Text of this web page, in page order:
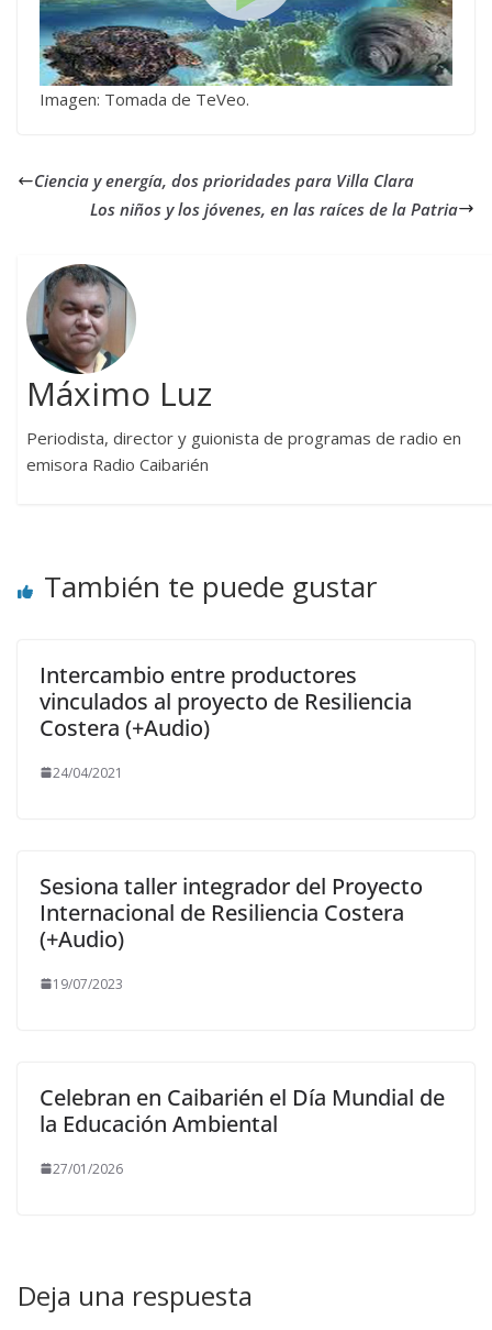
Imagen: Tomada de TeVeo.
Ciencia y energía, dos prioridades para Villa Clara
Los niños y los jóvenes, en las raíces de la Patria
Máximo Luz
Periodista, director y guionista de programas de radio en
emisora Radio Caibarién
También te puede gustar
Intercambio entre productores
vinculados al proyecto de Resiliencia
Costera (+Audio)
24/04/2021
Sesiona taller integrador del Proyecto
Internacional de Resiliencia Costera
(+Audio)
19/07/2023
Celebran en Caibarién el Día Mundial de
la Educación Ambiental
27/01/2026
Deja una respuesta